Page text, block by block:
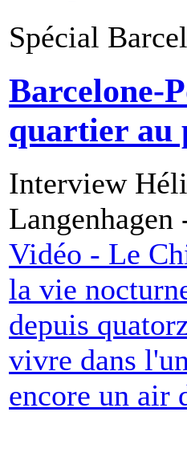
Spécial
Barcelone-
quartier au
Interview
Langenhagen
Vidéo - Le
la vie
depuis
vivre dans
encore un air